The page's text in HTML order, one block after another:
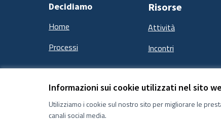
Informazioni sui cookie utilizzati nel sito
Utilizziamo i cookie sul nostro sito per migliorare le
canali social media.
Decidiamo
Home
Processi
Risorse
Attività
Incontri